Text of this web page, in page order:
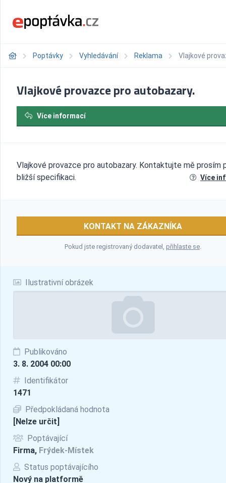
Poptávky Vyhledávání Reklama Vlajkové
Ilustrativní obrázek
Publikováno
3. 8. 2004 00:00
Identifikátor
1471
Předpokládaná hodnota
[Nelze určit]
Poptávající
Firma, Frýdek-Místek
Status poptávajícího
Nový na platformě
Vlajkové provazce pro autobazary.
Více informací
Vlajkové provazce pro autobazary. Kontaktujte mě prosím
bližší specifikaci.
Více
KONTAKT NA ZÁKAZNÍKA
Pokud jste registrovaný dodavatel, přihlaste se.